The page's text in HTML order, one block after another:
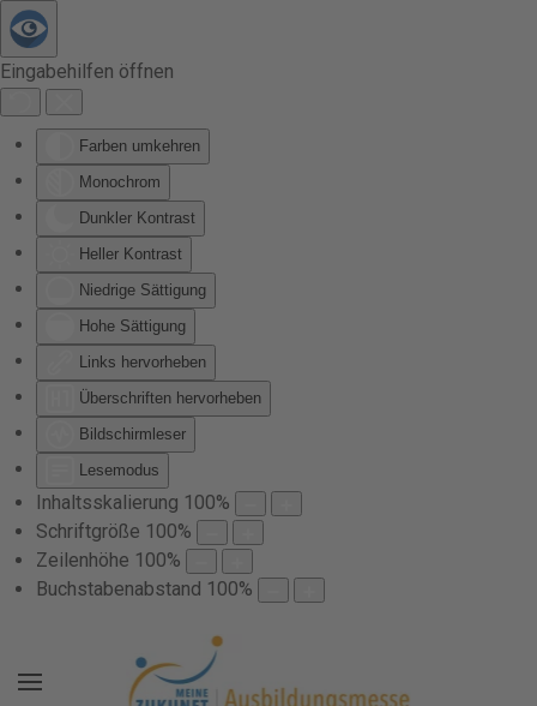
Eingabehilfen öffnen
Farben umkehren
Monochrom
Dunkler Kontrast
Heller Kontrast
Niedrige Sättigung
Hohe Sättigung
Links hervorheben
Überschriften hervorheben
Bildschirmleser
Lesemodus
Inhaltsskalierung 100%
Schriftgröße 100%
Zeilenhöhe 100%
Buchstabenabstand 100%
Zum Hauptinhalt springen